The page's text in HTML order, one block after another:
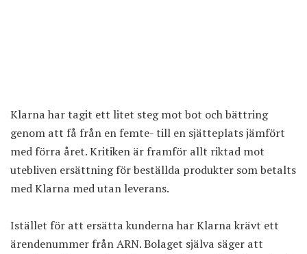
Klarna har tagit ett litet steg mot bot och bättring
genom att få från en femte- till en sjätteplats jämfört
med förra året. Kritiken är framför allt riktad mot
utebliven ersättning för beställda produkter som betalts
med Klarna med utan leverans.
Istället för att ersätta kunderna har Klarna krävt ett
ärendenummer från ARN. Bolaget själva säger att